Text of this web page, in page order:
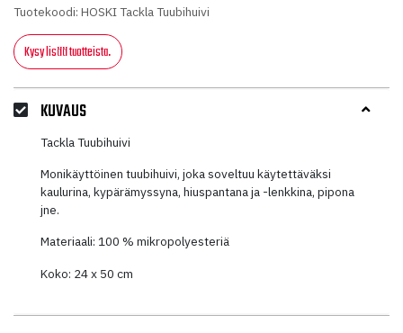
Tuotekoodi: HOSKI Tackla Tuubihuivi
Kysy lisää tuotteista.
KUVAUS
Tackla Tuubihuivi
Monikäyttöinen tuubihuivi, joka soveltuu käytettäväksi
kaulurina, kypärämyssyna, hiuspantana ja -lenkkina, pipona
jne.
Materiaali: 100 % mikropolyesteriä
Koko: 24 x 50 cm